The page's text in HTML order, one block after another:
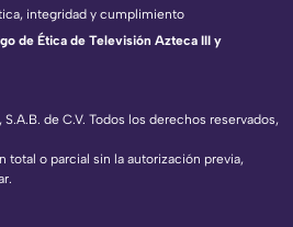
de C.V. Todos los derechos reservados,
total o parcial sin la autorización previa,
integridad y cumplimiento
de Ética de Televisión Azteca III y